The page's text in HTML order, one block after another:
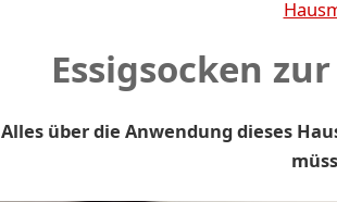
Essigsocken
Alles über die Anwendung dieses